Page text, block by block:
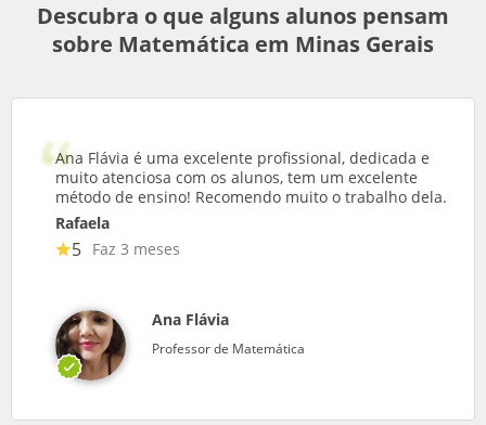
Descubra o que alguns alunos pensam
sobre Matemática em Minas Gerais
Ana Flávia é uma excelente profissional, dedicada e
muito atenciosa com os alunos, tem um excelente
método de ensino! Recomendo muito o trabalho dela.
Rafaela
5 Faz 3 meses
Ana Flávia
Professor de Matemática